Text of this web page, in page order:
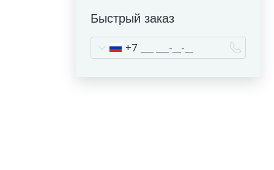
Быстрый заказ
+7